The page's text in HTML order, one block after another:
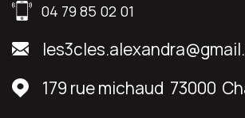
04 79 85 02 01
179 rue michaud 73000